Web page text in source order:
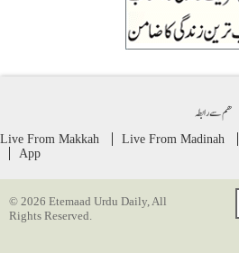
ھم سے رابطہ
Live From Makkah Live From Madinah
App
© 2026 Etemaad Urdu Daily, All
Rights Reserved.